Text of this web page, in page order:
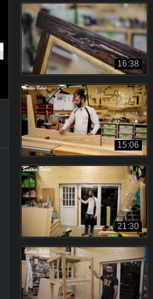
16:38
15:06
21:30